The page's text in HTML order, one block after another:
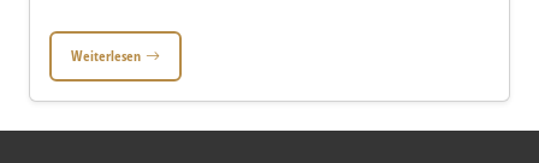
Weiterlesen